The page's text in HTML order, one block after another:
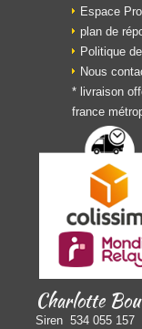
Espace Pro
plan de
Politique
Nous
* livraison
france
Charlotte
Siren 534 055 157